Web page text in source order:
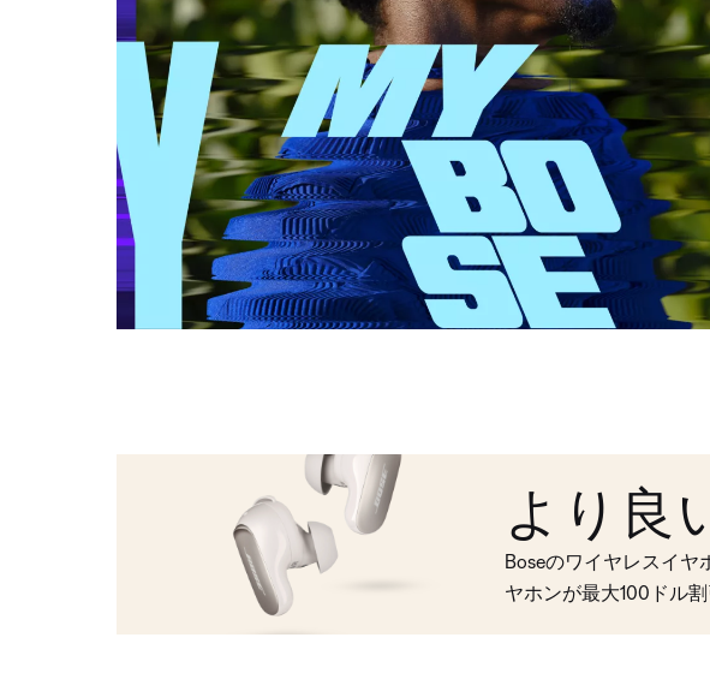
より良
Boseのワイヤレスイヤ
ヤホンが最大100ドル